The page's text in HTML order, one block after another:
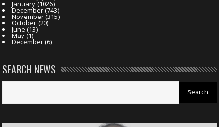
January(1026)
December (743)
November (315)
October (20)
June (13)
May (1)
December (6)
SEARCH NEWS